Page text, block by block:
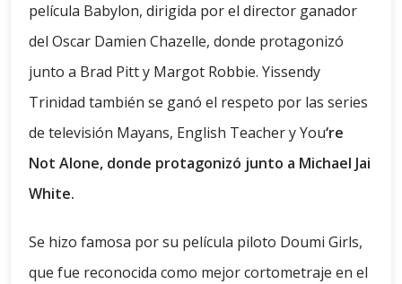
película Babylon, dirigida por el director ganador
del Oscar Damien Chazelle, donde protagonizó
junto a Brad Pitt y Margot Robbie. Yissendy
Trinidad también se ganó el respeto por las series
de televisión Mayans, English Teacher y You‘re
Not Alone, donde protagonizó junto a Michael Jai
White.
Se hizo famosa por su película piloto Doumi Girls,
que fue reconocida como mejor cortometraje en el